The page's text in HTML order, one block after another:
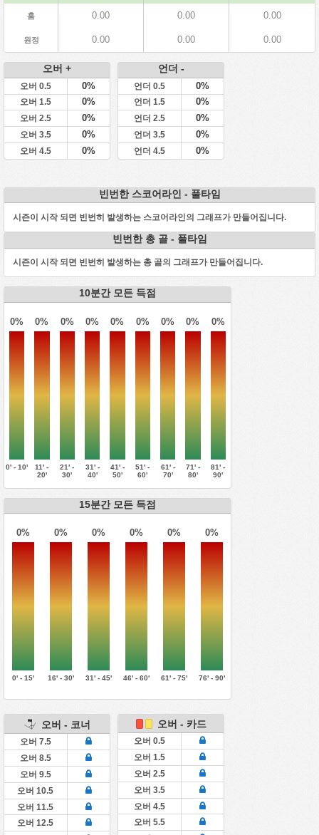
홈 0.00 0.00 0.00
원정 0.00 0.00 0.00
오버 +
오버 0.5 0%
오버 1.5 0%
오버 2.5 0%
오버 3.5 0%
오버 4.5 0%
언더 -
언더 0.5 0%
언더 1.5 0%
언더 2.5 0%
언더 3.5 0%
언더 4.5 0%
빈번한 스코어라인 - 풀타임
시즌이 시작 되면 빈번히 발생하는 스코어라인의 그래프가 만들어집니다.
빈번한 총 골 - 풀타임
시즌이 시작 되면 빈번히 발생하는 총 골의 그래프가 만들어집니다.
10분간 모든 득점
0% 0% 0% 0% 0% 0% 0% 0% 0%
0' - 10'
11' -
20'
21' -
30'
31' -
40'
41' -
50'
51' -
60'
61' -
70'
71' -
80'
81' -
90'
15분간 모든 득점
0% 0% 0% 0% 0% 0%
0' - 15' 16' - 30' 31' - 45' 46' - 60' 61' - 75' 76' - 90'
오버 - 코너
오버 7.5
오버 8.5
오버 9.5
오버 10.5
오버 11.5
오버 12.5
오버 - 카드
오버 0.5
오버 1.5
오버 2.5
오버 3.5
오버 4.5
오버 5.5